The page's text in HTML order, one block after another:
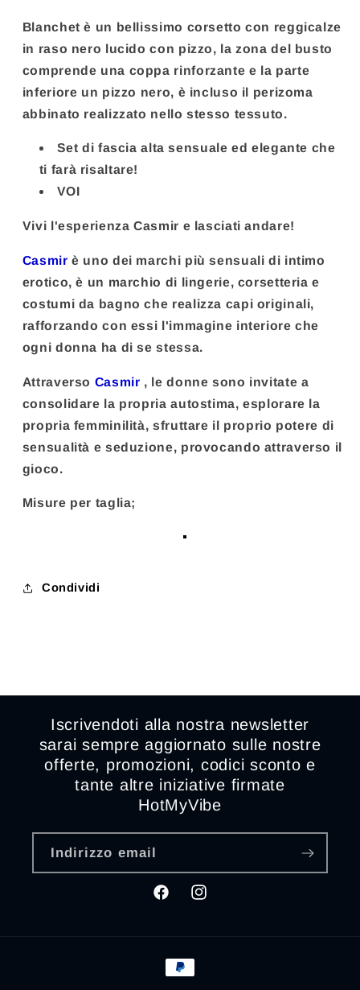
Blanchet è un bellissimo corsetto con reggicalze
in raso nero lucido con pizzo, la zona del busto
comprende una coppa rinforzante e la parte
inferiore un pizzo nero, è incluso il perizoma
abbinato realizzato nello stesso tessuto.
Set di fascia alta sensuale ed elegante che
ti farà risaltare!
VOI
Vivi l'esperienza Casmir e lasciati andare!
Casmir è uno dei marchi più sensuali di intimo
erotico, è un marchio di lingerie, corsetteria e
costumi da bagno che realizza capi originali,
rafforzando con essi l'immagine interiore che
ogni donna ha di se stessa.
Attraverso Casmir , le donne sono invitate a
consolidare la propria autostima, esplorare la
propria femminilità, sfruttare il proprio potere di
sensualità e seduzione, provocando attraverso il
gioco.
Misure per taglia;
Condividi
Iscrivendoti alla nostra newsletter
sarai sempre aggiornato sulle nostre
offerte, promozioni, codici sconto e
tante altre iniziative firmate
HotMyVibe
Indirizzo email
FacebookInstagram
Metodi